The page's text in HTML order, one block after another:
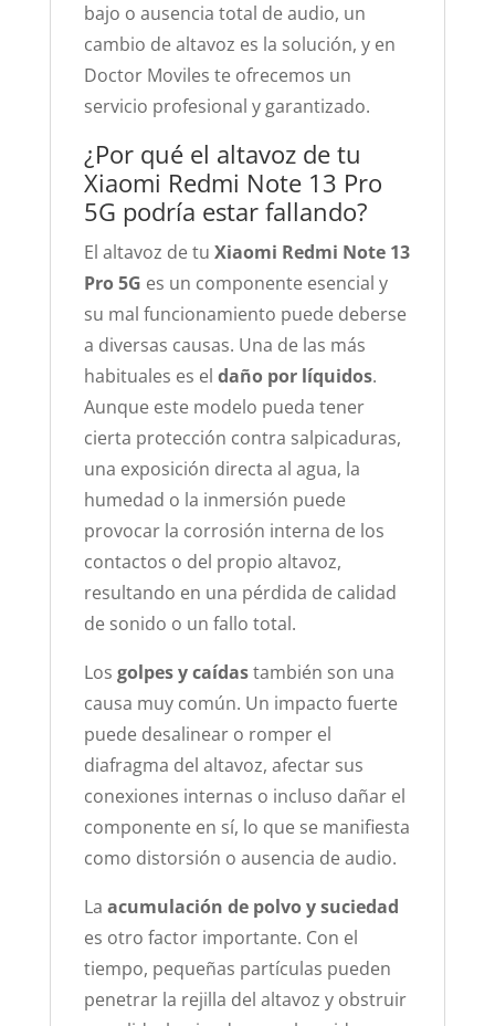
bajo o ausencia total de audio, un
cambio de altavoz es la solución, y en
Doctor Moviles te ofrecemos un
servicio profesional y garantizado.
¿Por qué el altavoz de tu
Xiaomi Redmi Note 13 Pro
5G podría estar fallando?
El altavoz de tu Xiaomi Redmi Note 13
Pro 5G es un componente esencial y
su mal funcionamiento puede deberse
a diversas causas. Una de las más
habituales es el daño por líquidos.
Aunque este modelo pueda tener
cierta protección contra salpicaduras,
una exposición directa al agua, la
humedad o la inmersión puede
provocar la corrosión interna de los
contactos o del propio altavoz,
resultando en una pérdida de calidad
de sonido o un fallo total.
Los golpes y caídastambién son una
causa muy común. Un impacto fuerte
puede desalinear o romper el
diafragma del altavoz, afectar sus
conexiones internas o incluso dañar el
componente en sí, lo que se manifiesta
como distorsión o ausencia de audio.
La acumulación de polvo y suciedad
es otro factor importante. Con el
tiempo, pequeñas partículas pueden
penetrar la rejilla del altavoz y obstruir